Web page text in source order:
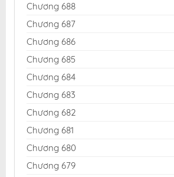
Chương 688
Chương 687
Chương 686
Chương 685
Chương 684
Chương 683
Chương 682
Chương 681
Chương 680
Chương 679